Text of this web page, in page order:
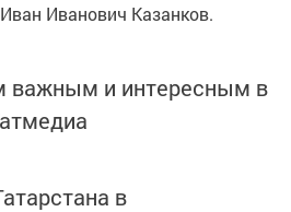
Иванович Казанков.
важным и интересным в
в